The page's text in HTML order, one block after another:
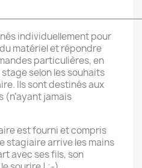
individuellement pour
matériel et répondre
particulières, en
selon les souhaits
Ils sont destinés aux
(n'ayant jamais
est fourni et compris
stagiaire arrive les mains
avec ses fils, son